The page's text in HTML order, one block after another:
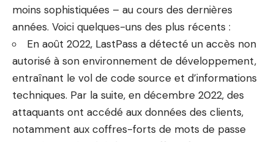
moins sophistiquées – au cours des dernières
années. Voici quelques-uns des plus récents :
En août 2022, LastPass a détecté un accès non
autorisé à son environnement de développement,
entraînant le vol de code source et d’informations
techniques. Par la suite, en décembre 2022, des
attaquants ont accédé aux données des clients,
notamment aux coffres-forts de mots de passe